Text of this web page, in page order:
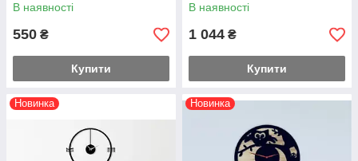
В наявності
550 ₴
Купити
В наявності
1 044 ₴
Купити
Новинка Новинка